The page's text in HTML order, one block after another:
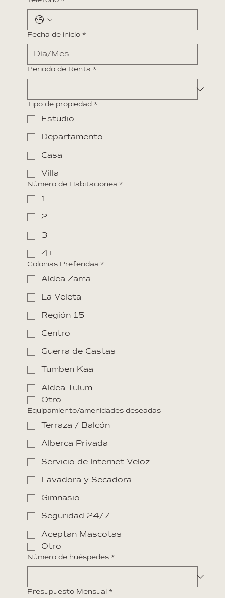
Fecha de inicio *
Periodo de Renta *
Tipo de propiedad *
Estudio
Departamento
Casa
Villa
Número de Habitaciones *
1
2
3
4+
Colonias Preferidas *
Aldea Zama
La Veleta
Región 15
Centro
Guerra de Castas
Tumben Kaa
Aldea Tulum
Otro
Equipamiento/amenidades deseadas
Terraza / Balcón
Alberca Privada
Servicio de Internet Veloz
Lavadora y Secadora
Gimnasio
Seguridad 24/7
Aceptan Mascotas
Otro
Número de huéspedes *
Presupuesto Mensual *